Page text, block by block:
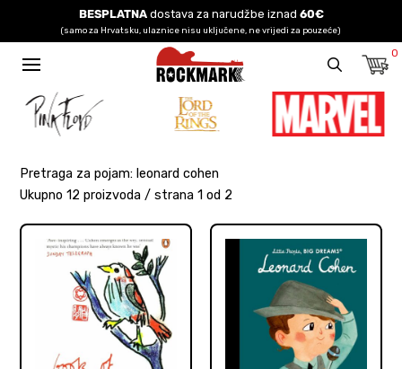
BESPLATNAdostava za narudžbe iznad 60€
(samo za Hrvatsku, ulaznice nisu uključene, ne vrijedi za pouzeće)
0
Pretraga za pojam: leonard cohen
Ukupno 12 proizvoda / strana 1 od 2